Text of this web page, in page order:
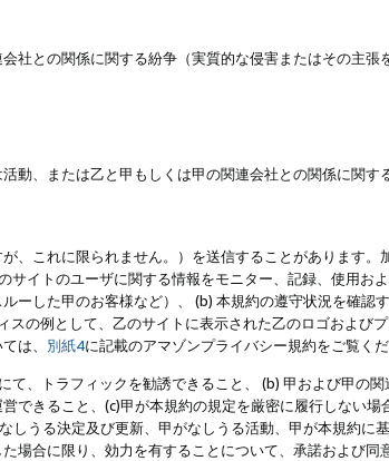
社との関係に関する紛争（実質的な侵害またはその主張
動、または乙と甲もしくは甲の関連会社との関係に関す
、これに限られません。）を送信することがあります。
サイトのユーザに関する情報をモニター、記録、使用お
ーした甲のお客様など）、 (b) 本規約の遵守状況を確認
の例として、乙のサイトに表示された乙のロゴおよび
は、 別紙4に記載のアマゾンプライバシー規約をご覧くだ
、トラフィックを勧誘できること、 (b) 甲および甲の関
できること、(c)甲が本規約の規定を厳密に履行しない場
しうる決定及び更新、甲がなしうる活動、甲が本規約に
場合に限り、効力を有することについて、承諾および同